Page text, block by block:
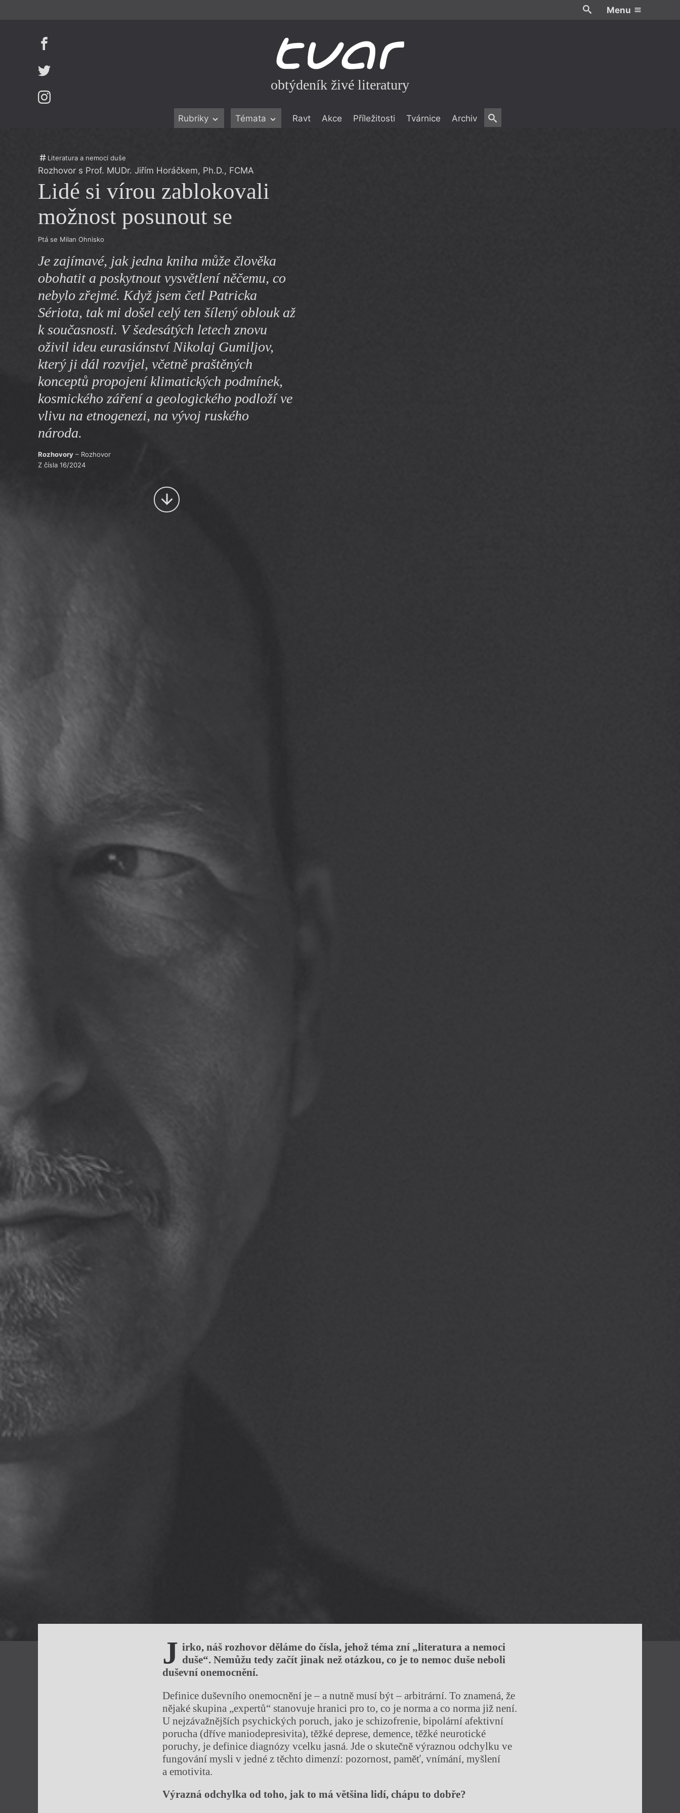
Menu
obtýdeník živé literatury
Rubriky Témata Ravt Akce Příležitosti Tvárnice Archiv
Esejistika
Recenze a reflexe
Rozhovory
Mauzoleum
Divadlo
Dokument
Literatura a nemoci duše
Rozhovor s Prof. MUDr. Jiřím Horáčkem, Ph.D., FCMA
Lidé si vírou zablokovali
možnost posunout se
Ptá se Milan Ohnisko
Je zajímavé, jak jedna kniha může člověka
obohatit a poskytnout vysvětlení něčemu, co
nebylo zřejmé. Když jsem četl Patricka
Sériota, tak mi došel celý ten šílený oblouk až
k současnosti. V šedesátých letech znovu
oživil ideu eurasiánství Nikolaj Gumiljov,
který ji dál rozvíjel, včetně praštěných
konceptů propojení klimatických podmínek,
kosmického záření a geologického podloží ve
vlivu na etnogenezi, na vývoj ruského
národa.
Rozhovory– Rozhovor
Z čísla 16/2024
J irko, náš rozhovor děláme do čísla, jehož téma zní „literatura a nemoci
duše“. Nemůžu tedy začít jinak než otázkou, co je to nemoc duše neboli
duševní onemocnění.
Definice duševního onemocnění je – a nutně musí být – arbitrární. To znamená, že
nějaké skupina „expertů“ stanovuje hranici pro to, co je norma a co norma již není.
U nejzávažnějších psychických poruch, jako je schizofrenie, bipolární afektivní
porucha (dříve maniodepresivita), těžké deprese, demence, těžké neurotické
poruchy, je definice diagnózy vcelku jasná. Jde o skutečně výraznou odchylku ve
fungování mysli v jedné z těchto dimenzí: pozornost, paměť, vnímání, myšlení
a emotivita.
Výrazná odchylka od toho, jak to má většina lidí, chápu to dobře?